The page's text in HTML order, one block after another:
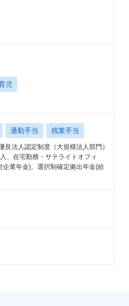
児
通勤手当 残業手当
法人認定制度（大規模法人部門）
、在宅勤務・サテライトオフィ
業年金)、選択制確定拠出年金(給